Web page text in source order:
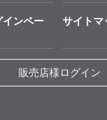
精製カタログ
インペー
サイトマ
販売店様ログイン